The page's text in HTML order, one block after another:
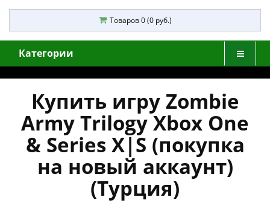
Товаров 0 (0 руб.)
Категории
Купить игру Zombie
Army Trilogy Xbox One
& Series X|S (покупка
на новый аккаунт)
(Турция)